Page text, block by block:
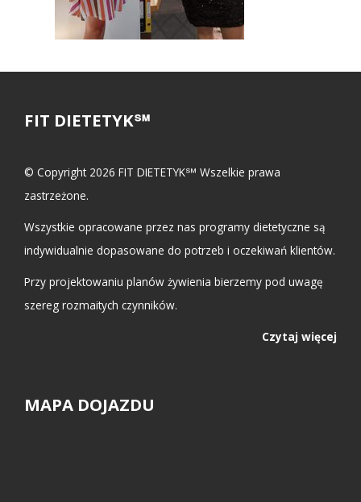
FIT DIETETYK℠
© Copyright 2026 FIT DIETETYK℠ Wszelkie prawa
zastrzeżone.
Wszystkie opracowane przez nas programy dietetyczne są
indywidualnie dopasowane do potrzeb i oczekiwań klientów.
Przy projektowaniu planów żywienia bierzemy pod uwagę
szereg rozmaitych czynników.
Czytaj więcej
MAPA DOJAZDU